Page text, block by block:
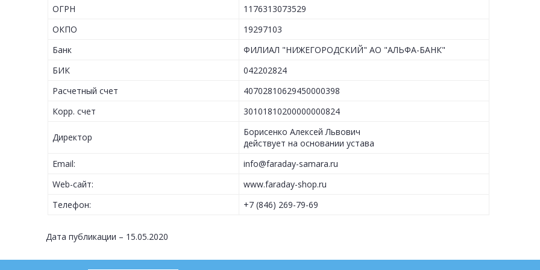
ОГРН
1176313073529
ОКПО
19297103
Банк
ФИЛИАЛ "НИЖЕГОРОДСКИЙ" АО "АЛЬФА-БАНК"
БИК
042202824
Расчетный счет
40702810629450000398
Корр. счет
30101810200000000824
Директор
Борисенко Алексей Львович
действует на основании устава
Email:
info@faraday-samara.ru
Web-сайт:
www.faraday-shop.ru
Телефон:
+7 (846) 269-79-69
Дата публикации – 15.05.2020